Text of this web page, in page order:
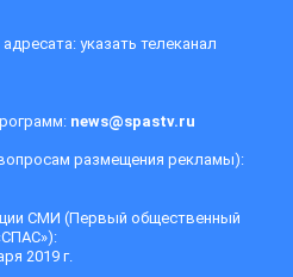
указать телеканал
news@spastv.ru
размещения рекламы):
СМИ (Первый общественный
2019 г.